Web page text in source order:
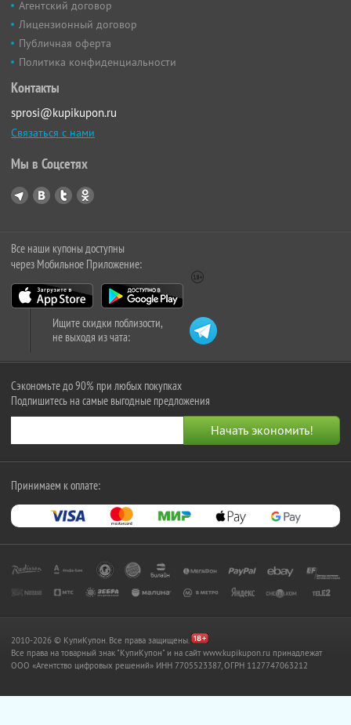
Агентский договор
Лицензионный договор
Публичная оферта
Политика конфиденциальности
Контакты
sprosi@kupikupon.ru
Связаться с нами
Мы в Соцсетях
Все наши купоны доступны
через Мобильное Приложение:
Ищите скидки поблизости,
не выходя из чата:
Сэкономьте до 90% при любых покупках
Подпишитесь на самые выгодные предложения
Принимаем к оплате:
2010-2026 © КупиКупон. Все права защищены.
Все права на товарный знак "КупиКупон" и на сайт www.kupikupon.ru принадлежат
OOO «Агентство цифровых решений» ИНН 7705523387, ОГРН 1127747063212